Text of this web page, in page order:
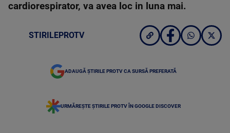
cardiorespirator, va avea loc in luna mai.
STIRILEPROTV
ADAUGĂ ȘTIRILE PROTV CA SURSĂ PREFERATĂ
URMĂREȘTE ȘTIRILE PROTV ÎN GOOGLE DISCOVER